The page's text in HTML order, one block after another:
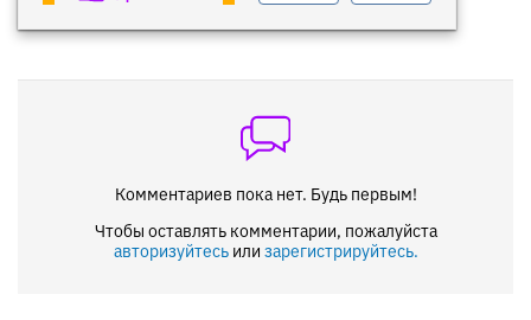
Комментариев пока нет. Будь первым!
Чтобы оставлять комментарии, пожалуйста
авторизуйтесьили зарегистрируйтесь.